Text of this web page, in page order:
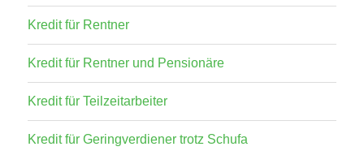
Kredit für Rentner
Kredit für Rentner und Pensionäre
Kredit für Teilzeitarbeiter
Kredit für Geringverdiener trotz Schufa